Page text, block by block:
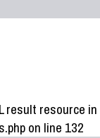
result resource in
on line 132